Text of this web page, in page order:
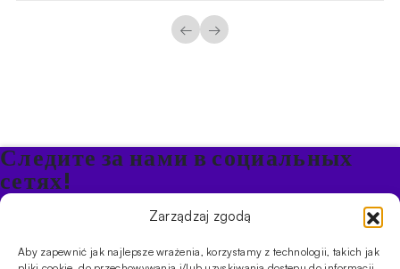
Zarządzaj zgodą
Aby zapewnić jak najlepsze wrażenia, korzystamy z technologii, takich jak
← →
Следите за нами в социальных
сетях!
Будьте в курсе акций и новостей в Кальяне